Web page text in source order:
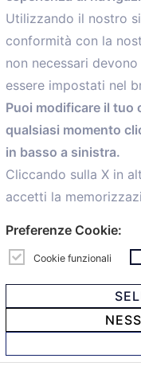
Menù
Home
Servizi
Convenzioni
Voce delle Nostre
Informazioni Ex L.
News
personalCaf
© 2021
Via Papini, 18 - 40128
Utilizzando il nostro
conformità con la
non necessari
essere impostati nel
Puoi modificare il tuo
qualsiasi momento
in basso a sinistra.
Cliccando sulla X in
accetti la
Preferenze Cookie:
Cookie funzionali